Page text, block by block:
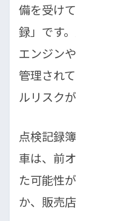
備を受けてきたか
録」です。定期的
エンジンやブレー
管理されている証
ルリスクが低い
点検記録簿がない
車は、前オーナー
た可能性がありま
か、販売店に詳し